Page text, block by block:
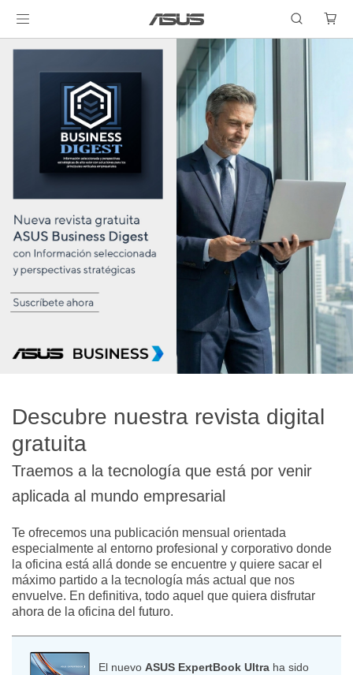
Descubre nuestra revista digital
gratuita
Traemos a la tecnología que está por venir
aplicada al mundo empresarial
Te ofrecemos una publicación mensual orientada
especialmente al entorno profesional y corporativo donde
la oficina está allá donde se encuentre y quiere sacar el
máximo partido a la tecnología más actual que nos
envuelve. En definitiva, todo aquel que quiera disfrutar
ahora de la oficina del futuro.
El nuevo ASUS ExpertBook Ultraha sido